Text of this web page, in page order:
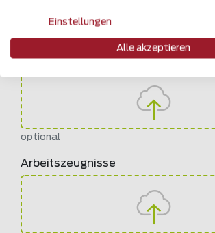
Motivationsschreiben
optional
Arbeitszeugnisse
Einstellungen
Alle akzeptieren